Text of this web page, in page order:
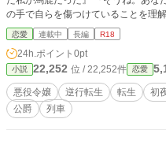
の手で自らを傷つけていることを理
すことは』 『公爵様、お元気で、さ
ょうけど』(第７６話より) 恋愛小説の悪役令嬢に転生した私と秘密を抱えた公爵
様の政略結婚からはじまる物語。
恋愛 連載中 長編 R18
24h.ポイント 0pt
小説 22,252 位 / 22,252件 恋愛
悪役令嬢 逆行転生 転生 初
公爵
列車